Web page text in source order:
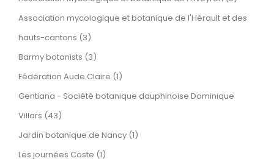
Association mycologique et botanique de l'Hérault et des
hauts-cantons (3)
Barmy botanists (3)
Fédération Aude Claire (1)
Gentiana - Société botanique dauphinoise Dominique
Villars (43)
Jardin botanique de Nancy (1)
Les journées Coste (1)